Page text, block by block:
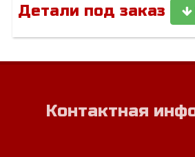
Детали под заказ
Контактная